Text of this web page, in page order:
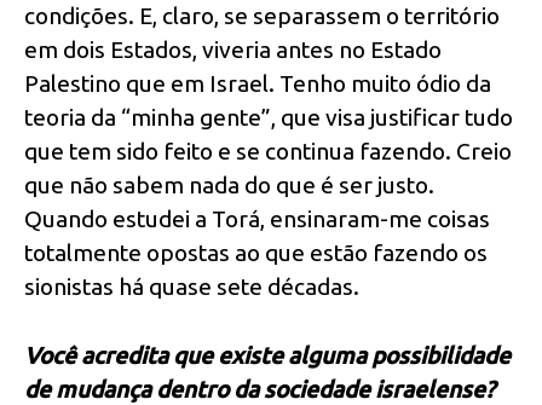
condições. E, claro, se separassem o território
em dois Estados, viveria antes no Estado
Palestino que em Israel. Tenho muito ódio da
teoria da “minha gente”, que visa justificar tudo
que tem sido feito e se continua fazendo. Creio
que não sabem nada do que é ser justo.
Quando estudei a Torá, ensinaram-me coisas
totalmente opostas ao que estão fazendo os
sionistas há quase sete décadas.
Você acredita que existe alguma possibilidade
de mudança dentro da sociedade israelense?